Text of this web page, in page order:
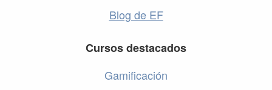
Blog de EF
Cursos destacados
Gamificación